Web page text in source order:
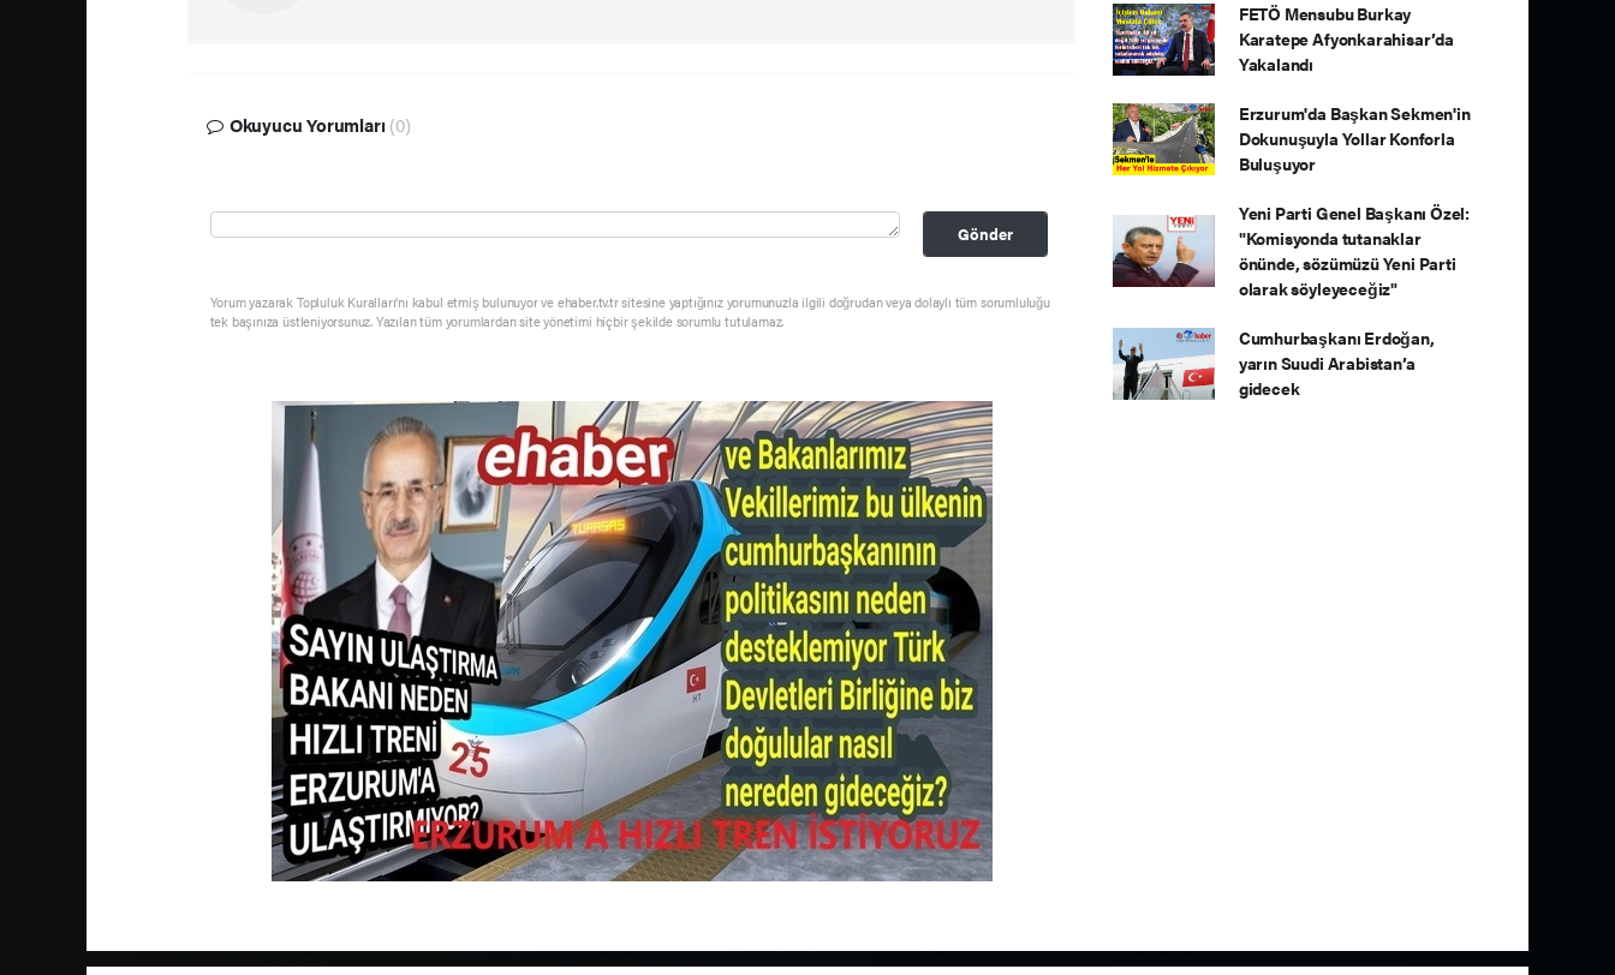
Okuyucu Yorumları (0)
Gönder
Yorum yazarak Topluluk Kuralları’nı kabul etmiş bulunuyor ve ehaber.tv.tr sitesine yaptığınız yorumunuzla ilgili doğrudan veya dolaylı tüm sorumluluğu
tek başınıza üstleniyorsunuz. Yazılan tüm yorumlardan site yönetimi hiçbir şekilde sorumlu tutulamaz.
FETÖ Mensubu Burkay
Karatepe Afyonkarahisar’da
Yakalandı
Erzurum'da Başkan Sekmen'in
Dokunuşuyla Yollar Konforla
Buluşuyor
Yeni Parti Genel Başkanı Özel:
"Komisyonda tutanaklar
önünde, sözümüzü Yeni Parti
olarak söyleyeceğiz"
Cumhurbaşkanı Erdoğan,
yarın Suudi Arabistan’a
gidecek